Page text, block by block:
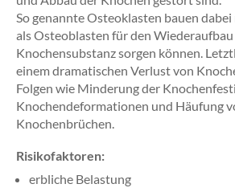
So genannte Osteoklasten bauen
als Osteoblasten für den
Knochensubstanz sorgen können.
einem dramatischen Verlust von
Folgen wie Minderung der
Knochendeformationen und Häufung
Knochenbrüchen.
Risikofaktoren:
erbliche Belastung